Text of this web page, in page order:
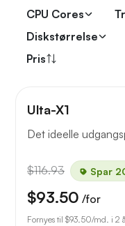
CPU Cores
Diskstørrelse
Pris
Ulta-X1
Det ideelle
$116.93 Spar
$93.50 /for
Fornyes til $93.50/md. i 2